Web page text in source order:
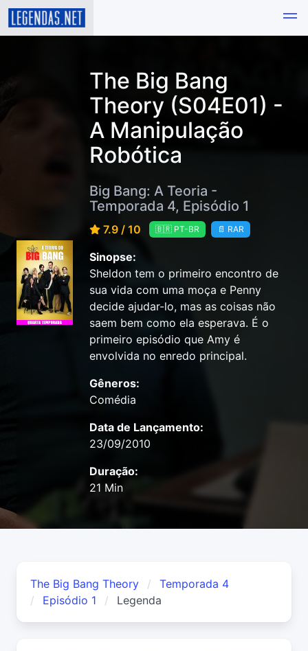
The Big Bang
Theory (S04E01) -
A Manipulação
Robótica
Big Bang: A Teoria -
Temporada 4, Episódio 1
7.9 / 10 🇧🇷 PT-BR 📄 RAR
Sinopse:
Sheldon tem o primeiro encontro de
sua vida com uma moça e Penny
decide ajudar-lo, mas as coisas não
saem bem como ela esperava. É o
primeiro episódio que Amy é
envolvida no enredo principal.
Gêneros:
Comédia
Data de Lançamento:
23/09/2010
Duração:
21 Min
The Big Bang Theory
Temporada 4
Episódio 1
Legenda